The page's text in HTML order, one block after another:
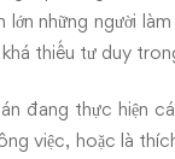
lớn những người
thiếu tư duy
đang thực hiện
việc, hoặc là